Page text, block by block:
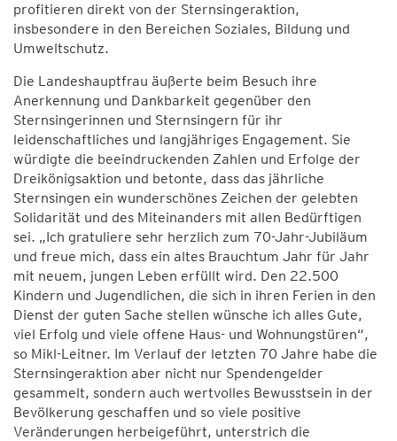
profitieren direkt von der Sternsingeraktion,
insbesondere in den Bereichen Soziales, Bildung und
Umweltschutz.
Die Landeshauptfrau äußerte beim Besuch ihre
Anerkennung und Dankbarkeit gegenüber den
Sternsingerinnen und Sternsingern für ihr
leidenschaftliches und langjähriges Engagement. Sie
würdigte die beeindruckenden Zahlen und Erfolge der
Dreikönigsaktion und betonte, dass das jährliche
Sternsingen ein wunderschönes Zeichen der gelebten
Solidarität und des Miteinanders mit allen Bedürftigen
sei. „Ich gratuliere sehr herzlich zum 70-Jahr-Jubiläum
und freue mich, dass ein altes Brauchtum Jahr für Jahr
mit neuem, jungen Leben erfüllt wird. Den 22.500
Kindern und Jugendlichen, die sich in ihren Ferien in den
Dienst der guten Sache stellen wünsche ich alles Gute,
viel Erfolg und viele offene Haus- und Wohnungstüren“,
so Mikl-Leitner. Im Verlauf der letzten 70 Jahre habe die
Sternsingeraktion aber nicht nur Spendengelder
gesammelt, sondern auch wertvolles Bewusstsein in der
Bevölkerung geschaffen und so viele positive
Veränderungen herbeigeführt, unterstrich die